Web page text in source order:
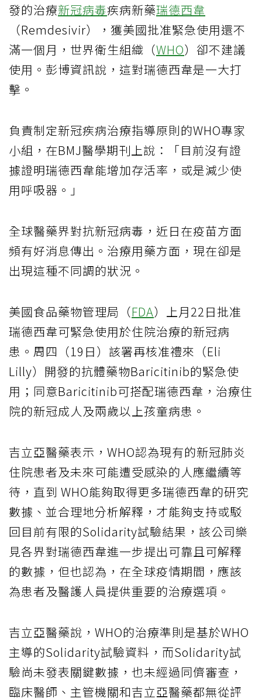
發的治療新冠病毒疾病新藥瑞德西韋
（Remdesivir），獲美國批准緊急使用還不
滿一個月，世界衛生組織（WHO）卻不建議
使用。彭博資訊說，這對瑞德西韋是一大打
擊。
負責制定新冠疾病治療指導原則的WHO專家
小組，在BMJ醫學期刊上說：「目前沒有證
據證明瑞德西韋能增加存活率，或是減少使
用呼吸器。」
全球醫藥界對抗新冠病毒，近日在疫苗方面
頻有好消息傳出。治療用藥方面，現在卻是
出現這種不同調的狀況。
美國食品藥物管理局（FDA）上月22日批准
瑞德西韋可緊急使用於住院治療的新冠病
患。周四（19日）該署再核准禮來（Eli
Lilly）開發的抗體藥物Baricitinib的緊急使
用；同意Baricitinib可搭配瑞德西韋，治療住
院的新冠成人及兩歲以上孩童病患。
吉立亞醫藥表示，WHO認為現有的新冠肺炎
住院患者及未來可能遭受感染的人應繼續等
待，直到 WHO能夠取得更多瑞德西韋的研究
數據、並合理地分析解釋，才能夠支持或駁
回目前有限的Solidarity試驗結果，該公司樂
見各界對瑞德西韋進一步提出可靠且可解釋
的數據，但也認為，在全球疫情期間，應該
為患者及醫護人員提供重要的治療選項。
吉立亞醫藥說，WHO的治療準則是基於WHO
主導的Solidarity試驗資料，而Solidarity試
驗尚未發表關鍵數據，也未經過同儕審查，
臨床醫師、主管機關和吉立亞醫藥都無從評